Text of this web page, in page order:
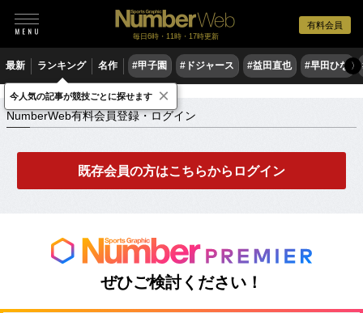
有料会員
毎日6時・11時・17時更新
最新 ランキング 名作 #甲子園 #ドジャース #益田直也 #早田ひな 〉
NumberWeb有料会員登録・ログイン
NumberWeb有料会員登録・ログイン
既存会員の方はこちらからログイン
ぜひご検討ください！
今人気の記事が競技ごとに探せます ×